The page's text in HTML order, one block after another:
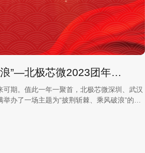
“披荆斩棘 乘风破浪”—北极芯微2023团年宴圆满举办
期。值此一年一聚首，北极芯微深圳、武汉
办了一场主题为“披荆斩棘、乘风破浪”的